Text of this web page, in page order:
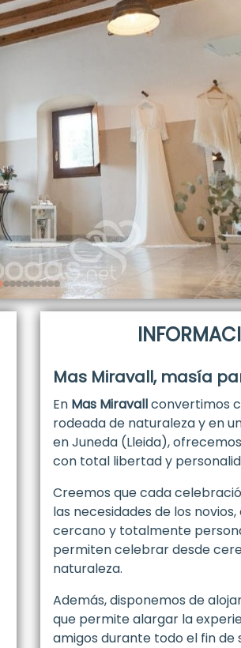
Mas Miravall, masía
En Mas Miravallconvertimos
rodeada de naturaleza y en
en Juneda (Lleida),
con total libertad y
Creemos que cada
las necesidades de los
cercano y totalmente
permiten celebrar desde
naturaleza.
Además, disponemos de
que permite alargar la
amigos durante todo el fin de